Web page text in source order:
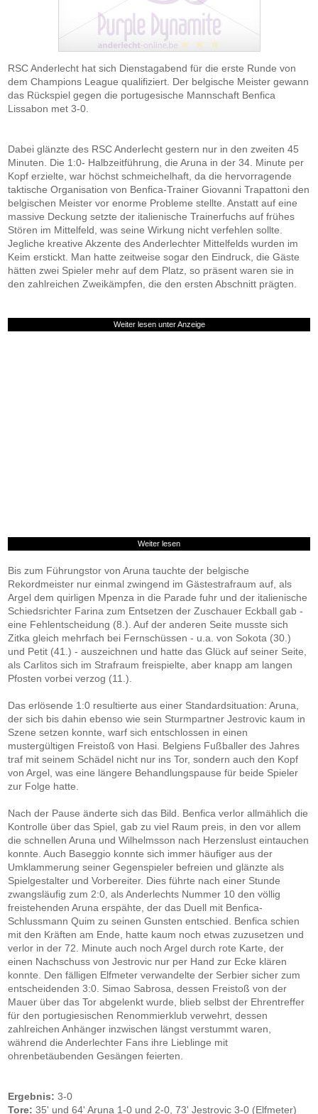
RSC Anderlecht hat sich Dienstagabend für die erste Runde von
dem Champions League qualifiziert. Der belgische Meister gewann
das Rückspiel gegen die portugesische Mannschaft Benfica
Lissabon met 3-0.
Dabei glänzte des RSC Anderlecht gestern nur in den zweiten 45
Minuten. Die 1:0- Halbzeitführung, die Aruna in der 34. Minute per
Kopf erzielte, war höchst schmeichelhaft, da die hervorragende
taktische Organisation von Benfica-Trainer Giovanni Trapattoni den
belgischen Meister vor enorme Probleme stellte. Anstatt auf eine
massive Deckung setzte der italienische Trainerfuchs auf frühes
Stören im Mittelfeld, was seine Wirkung nicht verfehlen sollte.
Jegliche kreative Akzente des Anderlechter Mittelfelds wurden im
Keim erstickt. Man hatte zeitweise sogar den Eindruck, die Gäste
hätten zwei Spieler mehr auf dem Platz, so präsent waren sie in
den zahlreichen Zweikämpfen, die den ersten Abschnitt prägten.
Weiter lesen unter Anzeige
Weiter lesen
Bis zum Führungstor von Aruna tauchte der belgische
Rekordmeister nur einmal zwingend im Gästestrafraum auf, als
Argel dem quirligen Mpenza in die Parade fuhr und der italienische
Schiedsrichter Farina zum Entsetzen der Zuschauer Eckball gab -
eine Fehlentscheidung (8.). Auf der anderen Seite musste sich
Zitka gleich mehrfach bei Fernschüssen - u.a. von Sokota (30.)
und Petit (41.) - auszeichnen und hatte das Glück auf seiner Seite,
als Carlitos sich im Strafraum freispielte, aber knapp am langen
Pfosten vorbei verzog (11.).
Das erlösende 1:0 resultierte aus einer Standardsituation: Aruna,
der sich bis dahin ebenso wie sein Sturmpartner Jestrovic kaum in
Szene setzen konnte, warf sich entschlossen in einen
mustergültigen Freistoß von Hasi. Belgiens Fußballer des Jahres
traf mit seinem Schädel nicht nur ins Tor, sondern auch den Kopf
von Argel, was eine längere Behandlungspause für beide Spieler
zur Folge hatte.
Nach der Pause änderte sich das Bild. Benfica verlor allmählich die
Kontrolle über das Spiel, gab zu viel Raum preis, in den vor allem
die schnellen Aruna und Wilhelmsson nach Herzenslust eintauchen
konnte. Auch Baseggio konnte sich immer häufiger aus der
Umklammerung seiner Gegenspieler befreien und glänzte als
Spielgestalter und Vorbereiter. Dies führte nach einer Stunde
zwangsläufig zum 2:0, als Anderlechts Nummer 10 den völlig
freistehenden Aruna erspähte, der das Duell mit Benfica-
Schlussmann Quim zu seinen Gunsten entschied. Benfica schien
mit den Kräften am Ende, hatte kaum noch etwas zuzusetzen und
verlor in der 72. Minute auch noch Argel durch rote Karte, der
einen Nachschuss von Jestrovic nur per Hand zur Ecke klären
konnte. Den fälligen Elfmeter verwandelte der Serbier sicher zum
entscheidenden 3:0. Simao Sabrosa, dessen Freistoß von der
Mauer über das Tor abgelenkt wurde, blieb selbst der Ehrentreffer
für den portugiesischen Renommierklub verwehrt, dessen
zahlreichen Anhänger inzwischen längst verstummt waren,
während die Anderlechter Fans ihre Lieblinge mit
ohrenbetäubenden Gesängen feierten.
Ergebnis: 3-0
Tore: 35' und 64' Aruna 1-0 und 2-0, 73' Jestrovic 3-0 (Elfmeter)